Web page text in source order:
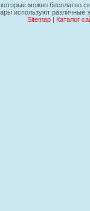
можно бесплатно
используют различные
Sitemap| Каталог